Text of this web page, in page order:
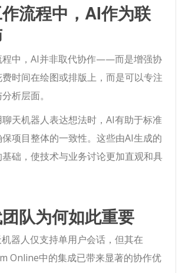
流程中，AI作为联
程中，AI并非取代协作——而是增强协
时间在绘图或排版上，而是可以专注
析层面。
天机器人表达想法时，AI有助于标准
项目整体的一致性。这些由AI生成的
础，使技术与业务讨论更加直观和具
队为何如此重要
器人仅支持单用户会话，但其在
Online中的集成已带来显著的协作优